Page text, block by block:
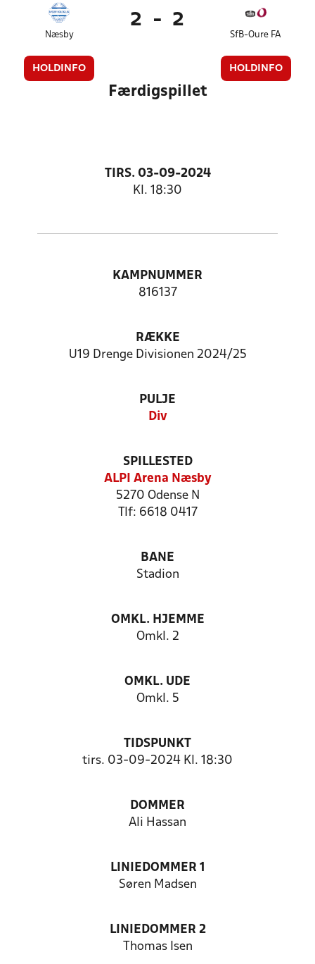
Næsby
HOLDINFO
2 - 2
SfB-Oure FA
HOLDINFO
Færdigspillet
TIRS. 03-09-2024
Kl. 18:30
KAMPNUMMER
816137
RÆKKE
U19 Drenge Divisionen 2024/25
PULJE
Div
SPILLESTED
ALPI Arena Næsby
5270 Odense N
Tlf: 6618 0417
BANE
Stadion
OMKL. HJEMME
Omkl. 2
OMKL. UDE
Omkl. 5
TIDSPUNKT
tirs. 03-09-2024 Kl. 18:30
DOMMER
Ali Hassan
LINIEDOMMER 1
Søren Madsen
LINIEDOMMER 2
Thomas Isen